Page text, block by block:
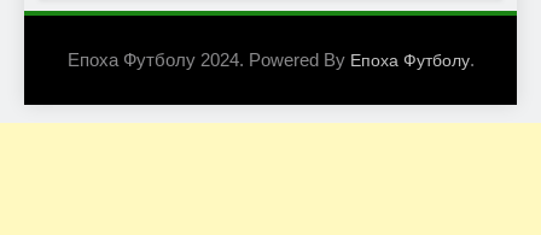
Епоха Футболу 2024. Powered By Епоха Футболу.